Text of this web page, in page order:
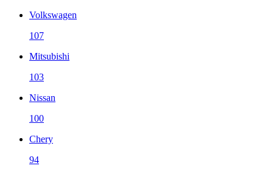
Volkswagen
107
Mitsubishi
103
Nissan
100
Chery
94